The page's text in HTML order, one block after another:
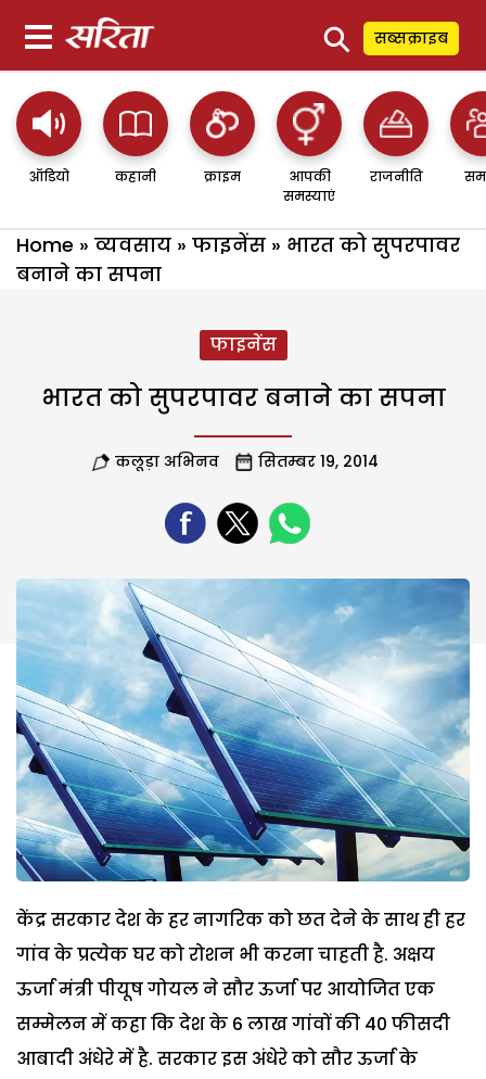
⚲ सब्सक्राइब
ऑडियो कहानी क्राइम
आपकी
समस्याएं
राजनीति
Home » व्यवसाय » फाइनेंस » भारत को सुपरपावर
बनाने का सपना
फाइनेंस
भारत को सुपरपावर बनाने का सपना
कलूड़ा अभिनव सितम्बर 19, 2014
केंद्र सरकार देश के हर नागरिक को छत देने के साथ ही हर
गांव के प्रत्येक घर को रोशन भी करना चाहती है. अक्षय
ऊर्जा मंत्री पीयूष गोयल ने सौर ऊर्जा पर आयोजित एक
सम्मेलन में कहा कि देश के 6 लाख गांवों की 40 फीसदी
आबादी अंधेरे में है. सरकार इस अंधेरे को सौर ऊर्जा के